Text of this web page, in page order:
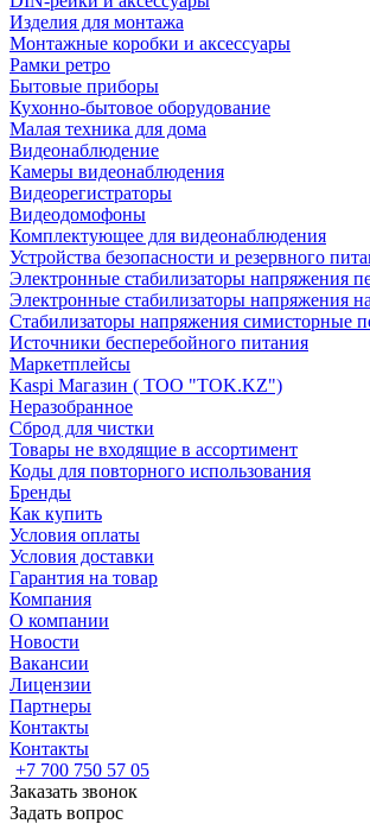
Изделия для монтажа
Монтажные коробки и аксессуары
Рамки ретро
Бытовые приборы
Кухонно-бытовое оборудование
Малая техника для дома
Видеонаблюдение
Камеры видеонаблюдения
Видеорегистраторы
Видеодомофоны
Комплектующее для видеонаблюдения
Устройства безопасности и резервного
Электронные стабилизаторы напряжения
Электронные стабилизаторы напряжения
Стабилизаторы напряжения симисторные
Источники бесперебойного питания
Маркетплейсы
Kaspi Магазин ( ТОО "TOK.KZ")
Неразобранное
Сброд для чистки
Товары не входящие в ассортимент
Коды для повторного использования
Бренды
Как купить
Условия оплаты
Условия доставки
Гарантия на товар
Компания
О компании
Новости
Вакансии
Лицензии
Партнеры
Контакты
Контакты
+7 700 750 57 05
Заказать звонок
Задать вопрос